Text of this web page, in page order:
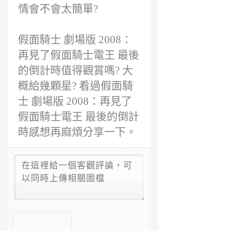
情會不會太簡單?
假面騎士 劇場版 2008：
再見了假面騎士電王 最後
的倒計時值得觀賞嗎? 大
概給幾顆星? 看過假面騎
士 劇場版 2008：再見了
假面騎士電王 最後的倒計
時感想再麻煩分享一下。